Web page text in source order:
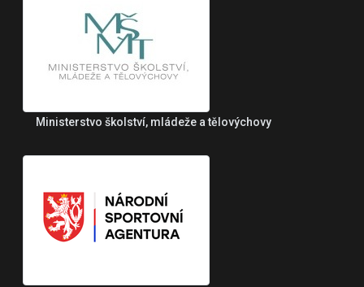
Ministerstvo školství, mládeže a tělovýchovy